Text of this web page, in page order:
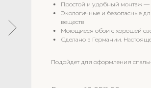
Простой и удобный монтаж —
Экологичные и безопасные
веществ
Моющиеся обои с хорошей
Сделано в Германии.
Подойдет для оформления